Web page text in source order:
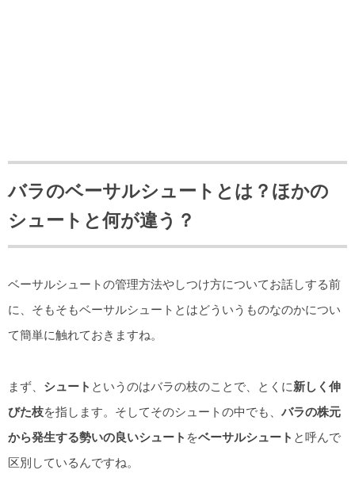
バラのベーサルシュートとは？ほかの
シュートと何が違う？
ベーサルシュートの管理方法やしつけ方についてお話しする前
に、そもそもベーサルシュートとはどういうものなのかについ
て簡単に触れておきますね。
まず、 シュート というのはバラの枝のことで、とくに新しく伸
びた枝を指します。そしてそのシュートの中でも、 バラの株元
から発生する勢いの良いシュート をベーサルシュート と呼んで
区別しているんですね。